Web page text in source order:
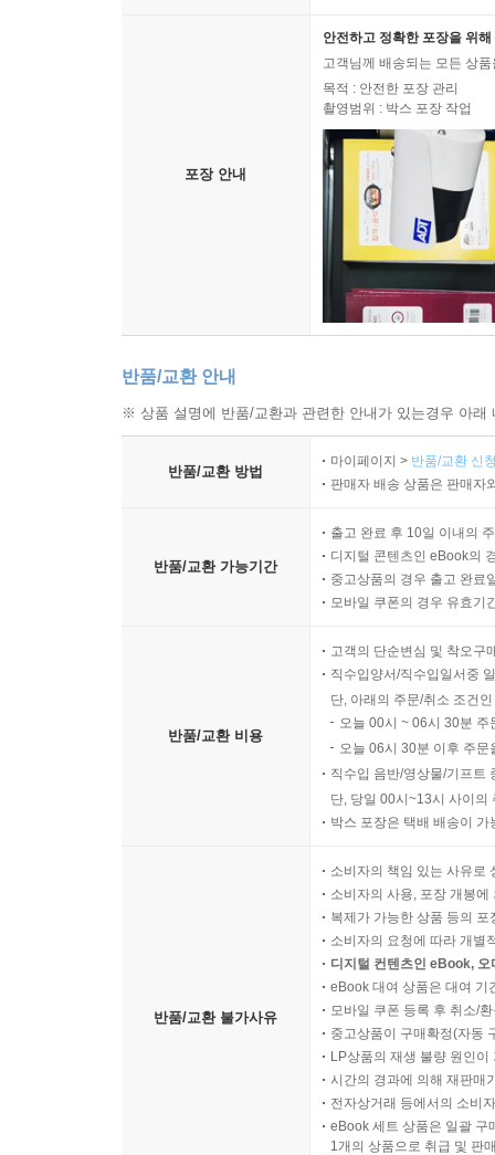
자연히 한계가 있을 것이다. 『허무에의 제물』
포장 안내
안전하고 정확한 포장을 위
고객님께 배송되는 모든 상
목적 : 안전한 포장 관리
촬영범위 : 박스 포장 작업
반품/교환 안내
※ 상품 설명에 반품/교환과 관련한 안내가 있는경우 아
반품/교환 방법
마이페이지 > 반품/교환 신
판매자 배송 상품은 판매자
반품/교환 가능기간
출고 완료 후 10일 이내의
디지털 콘텐츠인 eBook의
중고상품의 경우 출고 완료
모바일 쿠폰의 경우 유효기
반품/교환 비용
고객의 단순변심 및 착오구
직수입양서/직수입일서중
단, 아래의 주문/취소 조건
오늘 00시 ~ 06시 30분
오늘 06시 30분 이후 주
직수입 음반/영상물/기프트
단, 당일 00시~13시 사이의
박스 포장은 택배 배송이
반품/교환 불가사유
소비자의 책임 있는 사유로
소비자의 사용, 포장 개봉
복제가 가능한 상품 등의
소비자의 요청에 따라 개별
디지털 컨텐츠인 eBook,
eBook 대여 상품은 대여 기
모바일 쿠폰 등록 후 취소/
중고상품이 구매확정(자동
LP상품의 재생 불량 원인
시간의 경과에 의해 재판매
전자상거래 등에서의 소비
eBook 세트 상품은 일괄 구
1개의 상품으로 취급 및 판